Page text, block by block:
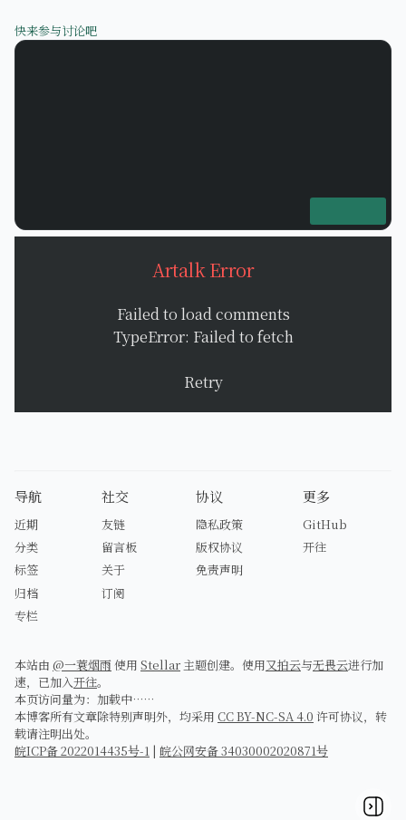
快来参与讨论吧
Artalk Error
Failed to load comments
TypeError: Failed to fetch
Retry
导航
近期
分类
标签
归档
专栏
社交
友链
留言板
关于
订阅
协议
隐私政策
版权协议
免责声明
更多
GitHub
开往
本站由 @一蓑烟雨使用 Stellar 主题创建。使用又拍云与无畏云进行加
速，已加入开往。
本页访问量为： 加载中……
本博客所有文章除特别声明外，均采用 CC BY-NC-SA 4.0 许可协议，转
载请注明出处。
皖ICP备 2022014435号-1 | 皖公网安备 34030002020871号